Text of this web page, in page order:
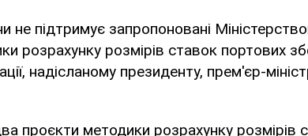
не підтримує запропоновані
розрахунку розмірів ставок портових
надісланому президенту, прем'єр-
проєкти методики розрахунку розмірів